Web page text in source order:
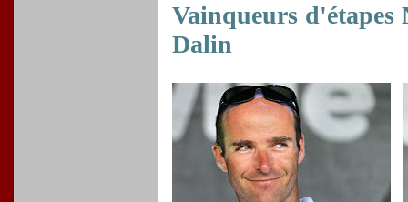
Vainqueurs
Dalin